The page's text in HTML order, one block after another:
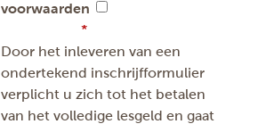
voorwaarden
Door het inleveren van een
ondertekend inschrijfformulier
verplicht u zich tot het betalen
van het volledige lesgeld en gaat